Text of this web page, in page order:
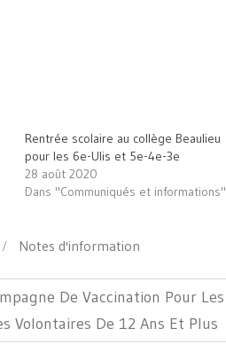
Rentrée scolaire au collège Beaulieu
pour les 6e-Ulis et 5e-4e-3e
28 août 2020
Dans "Communiqués et informations"
Notes d'information
De Vaccination Pour Les
Volontaires De 12 Ans Et Plus